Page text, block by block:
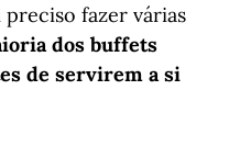
preciso fazer várias
dos buffets
de servirem a si